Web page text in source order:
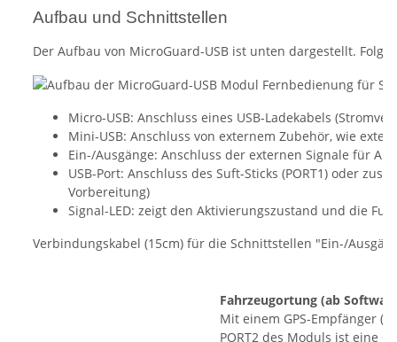
Aufbau und Schnittstellen
Der Aufbau von MicroGuard-USB ist unten dargestellt.
Micro-USB: Anschluss eines USB-Ladekabels
Mini-USB: Anschluss von externem Zubehör, wie
Ein-/Ausgänge: Anschluss der externen Signale für
USB-Port: Anschluss des Suft-Sticks (PORT1) oder
Vorbereitung)
Signal-LED: zeigt den Aktivierungszustand und die
Verbindungskabel (15cm) für die Schnittstellen "Ein-/
Fahrzeugortung (ab
Mit einem GPS-Empfänger
PORT2 des Moduls ist eine